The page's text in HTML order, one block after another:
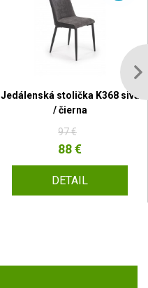
Jedálenská stolička K368 sivá
/ čierna
97 €
88 €
DETAIL